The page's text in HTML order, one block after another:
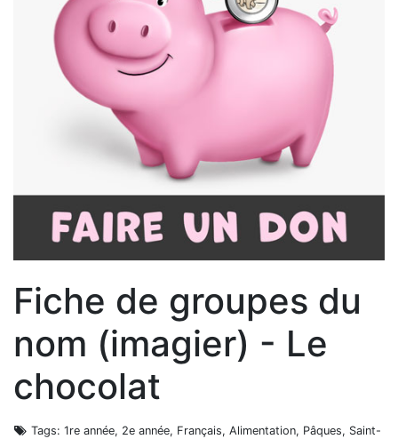
Fiche de groupes du
nom (imagier) - Le
chocolat
Tags: 1re année, 2e année, Français, Alimentation, Pâques, Saint-